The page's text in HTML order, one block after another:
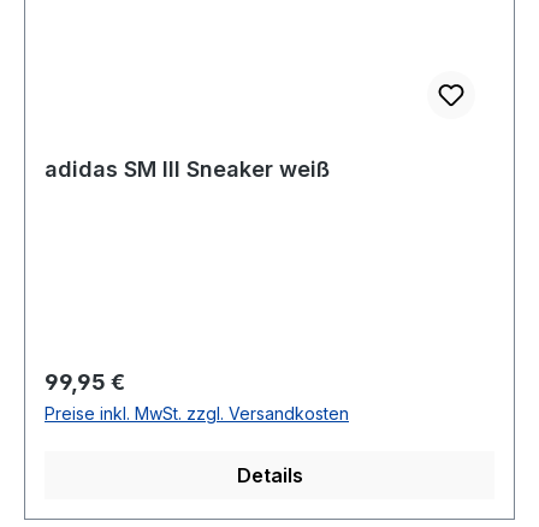
adidas SM III Sneaker weiß
Regulärer Preis:
99,95 €
Preise inkl. MwSt. zzgl. Versandkosten
Details